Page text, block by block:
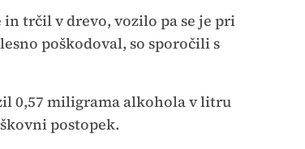
trčil v drevo, vozilo pa se je pri
poškodoval, so sporočili s
0,57 miligrama alkohola v litru
postopek.